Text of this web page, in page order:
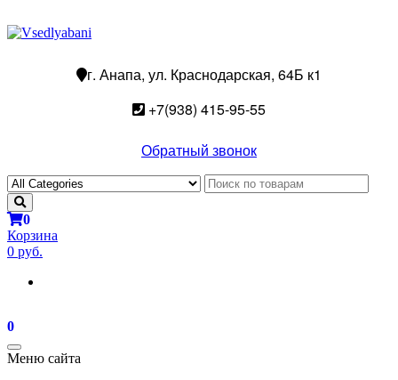
г. Анапа, ул. Краснодарская, 64Б к1
+7(938) 415-95-55
Обратный звонок
0
Корзина
0 руб.
0
Toggle
navigation
Меню сайта